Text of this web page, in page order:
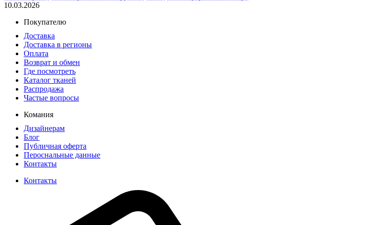
10.03.2026
Покупателю
Доставка
Доставка в регионы
Оплата
Возврат и обмен
Где посмотреть
Каталог тканей
Распродажа
Частые вопросы
Комания
Дизайнерам
Блог
Публичная оферта
Пероснальные данные
Контакты
Контакты